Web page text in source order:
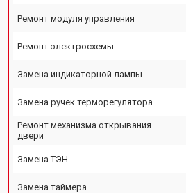
Ремонт модуля управления
Ремонт электросхемы
Замена индикаторной лампы
Замена ручек терморегулятора
Ремонт механизма открывания
двери
Замена ТЭН
Замена таймера